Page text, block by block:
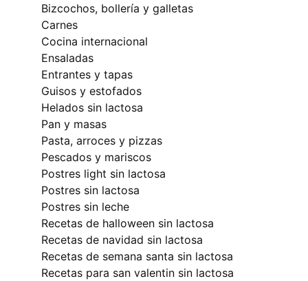
bizcochos, bollería y galletas
carnes
cocina internacional
ensaladas
entrantes y tapas
guisos y estofados
helados sin lactosa
pan y masas
pasta, arroces y pizzas
pescados y mariscos
postres light sin lactosa
postres sin lactosa
postres sin leche
recetas de halloween sin lactosa
recetas de navidad sin lactosa
recetas de semana santa sin lactosa
recetas para san valentin sin lactosa